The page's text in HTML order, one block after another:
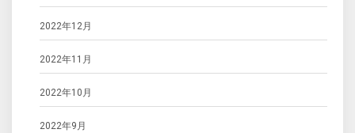
2022年12月
2022年11月
2022年10月
2022年9月